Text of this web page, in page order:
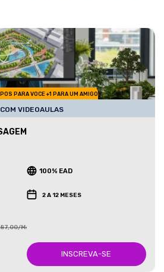
PARA VOCE +1 PARA UM AMIGO
COM VIDEOAULAS
100% EAD
2 A 12 MESES
Mês
INSCREVA-SE